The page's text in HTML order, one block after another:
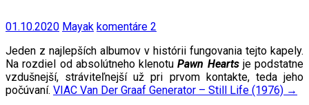
01.10.2020 Mayak komentáre 2
Jeden z najlepších albumov v histórii fungovania tejto kapely.
Na rozdiel od absolútneho klenotuPawn Heartsje podstatne
vzdušnejší, stráviteľnejšíuž pri prvom kontakte, teda jeho
počúvaní. VIAC Van Der Graaf Generator – Still Life (1976) →